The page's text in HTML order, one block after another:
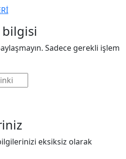
bilgisi
Sadece gerekli işlem
eksiksiz olarak